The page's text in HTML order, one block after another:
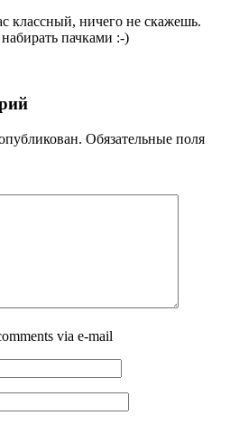
классный, ничего не скажешь.
пачками :-)
Обязательные поля
via e-mail